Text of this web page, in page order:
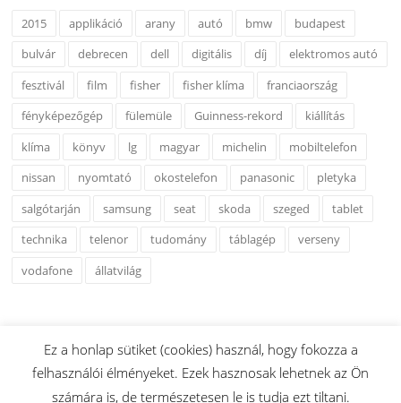
2015 applikáció arany autó bmw
budapest
bulvár
debrecen dell digitális díj
elektromos autó
fesztivál
film fisher fisher klíma
franciaország
fényképezőgép
fülemüle Guinness-rekord
kiállítás
klíma
könyv lg magyar michelin
mobiltelefon
nissan
nyomtató okostelefon panasonic
pletyka
salgótarján
samsung seat skoda szeged
tablet
technika
telenor tudomány táblagép
verseny
vodafone
állatvilág
Copyright © 2026 www.esshu.hu. Minden Jog Fenntartva.
Ez a honlap sütiket (cookies) használ, hogy fokozza a
felhasználói élményeket. Ezek hasznosak lehetnek az Ön
számára is, de természetesen le is tudja ezt tiltani.